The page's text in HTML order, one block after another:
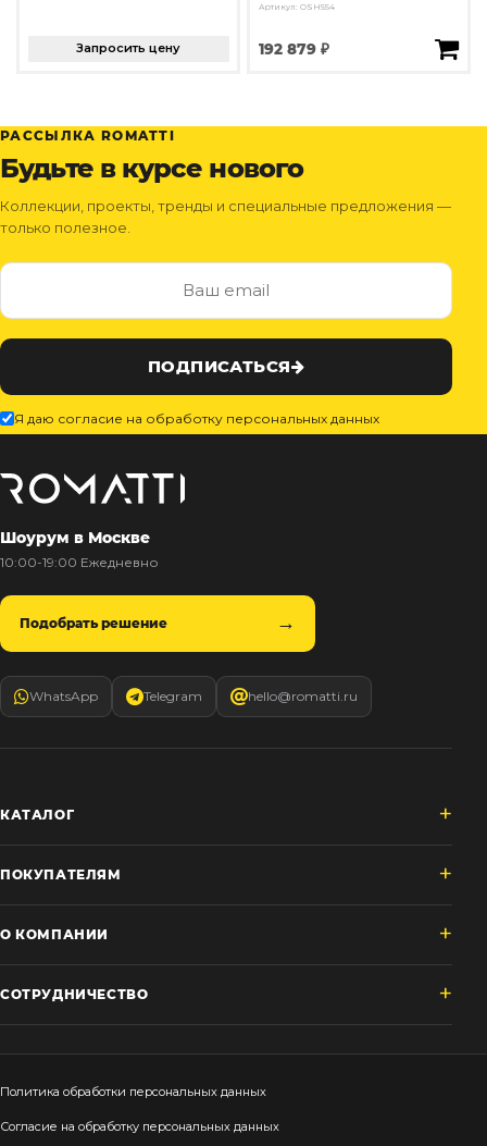
Запросить цену
Артикул: OSH554
192 879 ₽
РАССЫЛКА ROMATTI
Будьте в курсе нового
Коллекции, проекты, тренды и специальные предложения —
только полезное.
ПОДПИСАТЬСЯ
Я даю согласие на обработку персональных данных
Шоурум в Москве
10:00-19:00 Ежедневно
Подобрать решение
WhatsApp Telegram hello@romatti.ru
КАТАЛОГ
ПОКУПАТЕЛЯМ
О КОМПАНИИ
СОТРУДНИЧЕСТВО
Политика обработки персональных данных
Согласие на обработку персональных данных